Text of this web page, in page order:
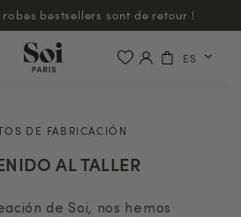
le monde à partir de 200€ d'achat
ES
DE FABRICACIÓN
AL TALLER
de Soi, nos hemos